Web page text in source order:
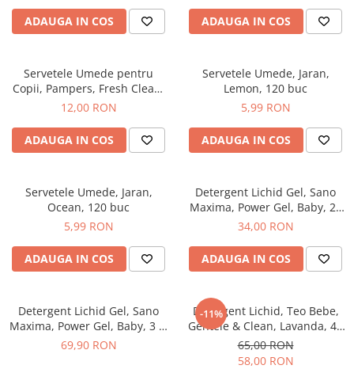
Manichiura si Pedichiura
Parfumuri
Pentru Barbati
Pentru Femei
Produse Barbierit
After Shave Balsam
Aparate de Ras
Geluri si Spume de Ras
Ingrijire Barba
Servetele Umede
Pentru Barbati
Pentru Femei
ADAUGA IN COS ADAUGA IN COS
Servetele Umede pentru
Copii, Pampers, Fresh Clean,
80 buc
12,00 RON
ADAUGA IN COS
Servetele Umede, Jaran,
Lemon, 120 buc
5,99 RON
ADAUGA IN COS
Servetele Umede, Jaran,
Ocean, 120 buc
5,99 RON
ADAUGA IN COS
Detergent Lichid Gel, Sano
Maxima, Power Gel, Baby, 20
Spalari, 1 L
34,00 RON
ADAUGA IN COS
Detergent Lichid Gel, Sano
Maxima, Power Gel, Baby, 3 L,
60 spalari
69,90 RON
-11%
Detergent Lichid, Teo Bebe,
Gentele & Clean, Lavanda, 45
Spalari,1.8 L
65,00 RON
58,00 RON